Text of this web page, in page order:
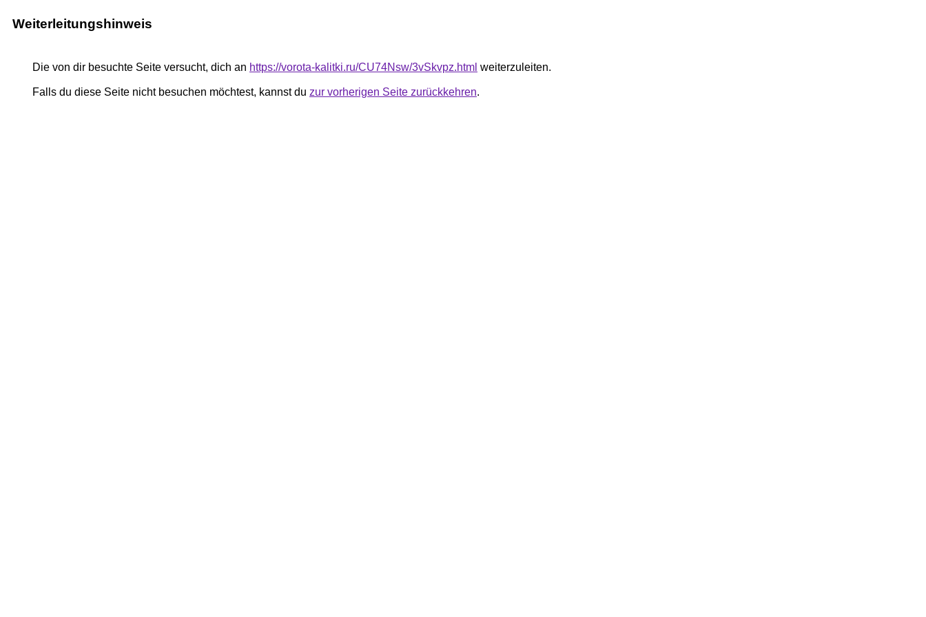
Weiterleitungshinweis
Die von dir besuchte Seite versucht, dich an https://vorota-kalitki.ru/CU74Nsw/3vSkvpz.html weiterzuleiten.
Falls du diese Seite nicht besuchen möchtest, kannst du zur vorherigen Seite zurückkehren.